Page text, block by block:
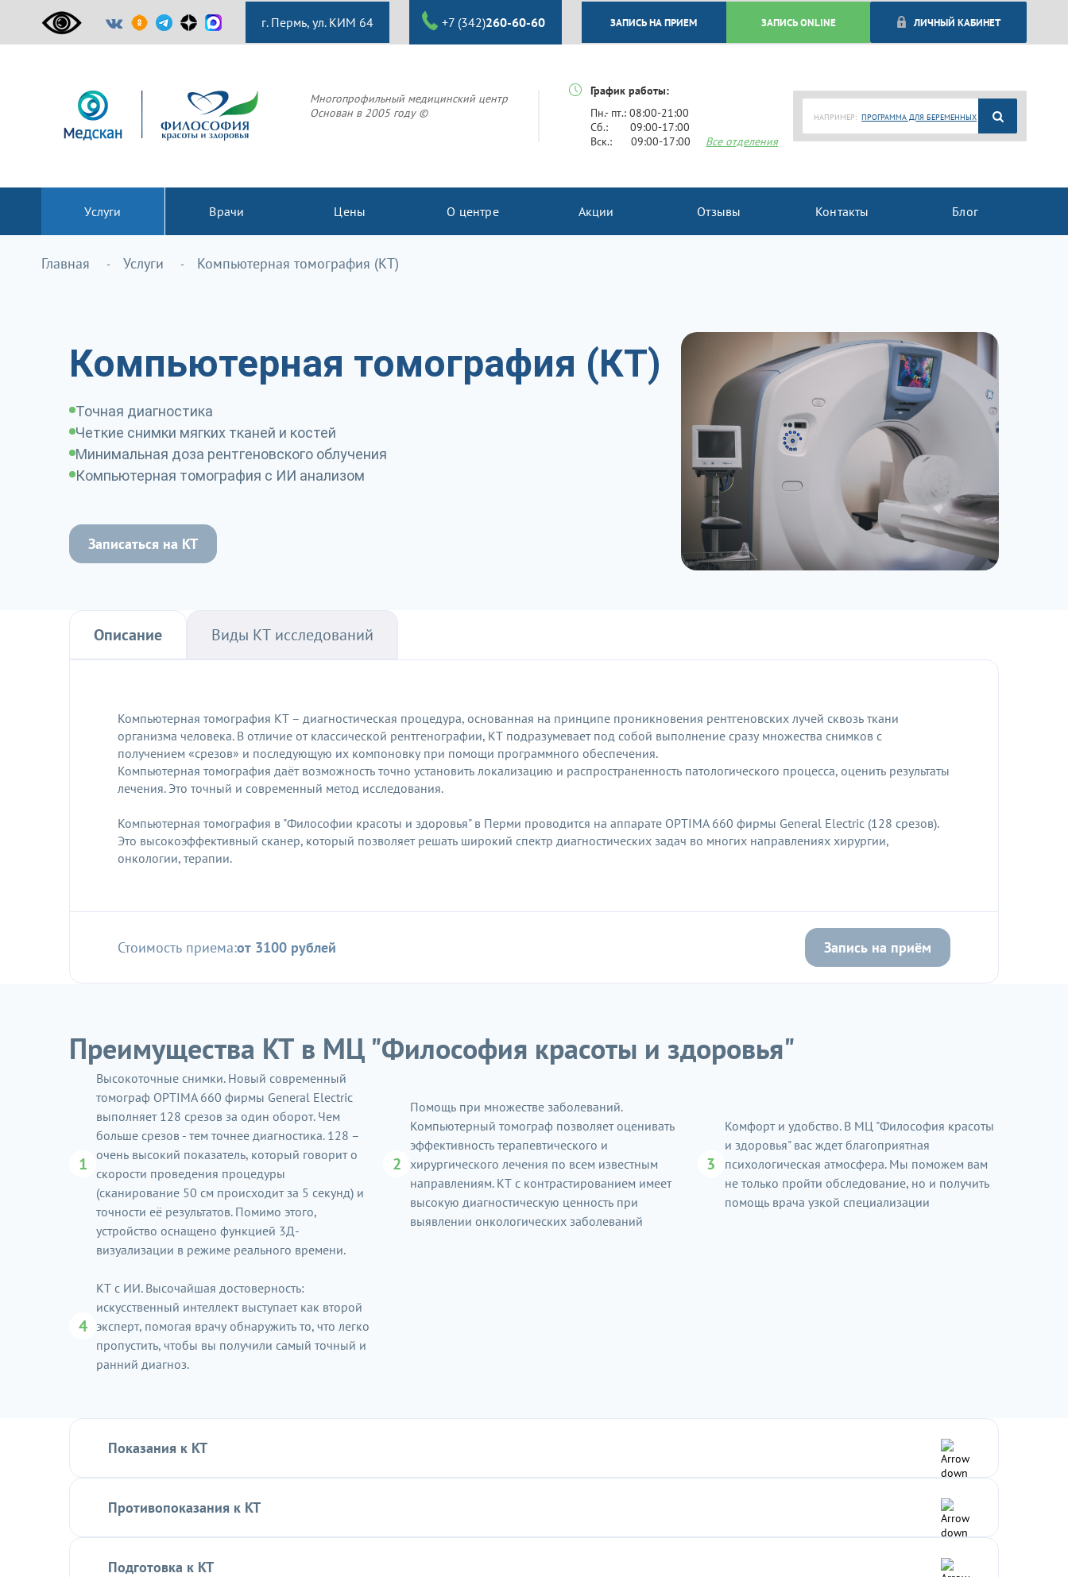
г. Пермь, ул. КИМ 64 +7 (342)260-60-60 ЗАПИСЬ НА ПРИЕМ ЗАПИСЬ ONLINE ЛИЧНЫЙ КАБИНЕТ
Многопрофильный медицинский центр
Основан в 2005 году ©
График работы:
Пн.- пт.: 08:00-21:00
Сб.: 09:00-17:00
Вск.: 09:00-17:00
Все отделения
НАПРИМЕР: ПРОГРАММА ДЛЯ БЕРЕМЕННЫХ
Услуги Врачи Цены О центре Акции Отзывы Контакты Блог
Главная Услуги Компьютерная томография (КТ)
Компьютерная томография (КТ)
Точная диагностика
Четкие снимки мягких тканей и костей
Минимальная доза рентгеновского облучения
Компьютерная томография с ИИ анализом
Записаться на КТ
Описание Виды КТ исследований
Компьютерная томография КТ – диагностическая процедура, основанная на принципе проникновения рентгеновских лучей сквозь ткани
организма человека. В отличие от классической рентгенографии, КТ подразумевает под собой выполнение сразу множества снимков с
получением «срезов» и последующую их компоновку при помощи программного обеспечения.
Компьютерная томография даёт возможность точно установить локализацию и распространенность патологического процесса, оценить результаты
лечения. Это точный и современный метод исследования.
Компьютерная томография в "Философии красоты и здоровья" в Перми проводится на аппарате ОРTIMA 660 фирмы General Electric (128 срезов).
Это высокоэффективный сканер, который позволяет решать широкий спектр диагностических задач во многих направлениях хирургии,
онкологии, терапии.
Стоимость приема:от 3100 рублей Запись на приём
Преимущества КТ в МЦ "Философия красоты и здоровья"
1
Высокоточные снимки. Новый современный
томограф ОРTIMA 660 фирмы General Electric
выполняет 128 срезов за один оборот. Чем
больше срезов - тем точнее диагностика. 128 –
очень высокий показатель, который говорит о
скорости проведения процедуры
(сканирование 50 см происходит за 5 секунд) и
точности её результатов. Помимо этого,
устройство оснащено функцией 3Д-
визуализации в режиме реального времени.
2
Помощь при множестве заболеваний.
Компьютерный томограф позволяет оценивать
эффективность терапевтического и
хирургического лечения по всем известным
направлениям. КТ с контрастированием имеет
высокую диагностическую ценность при
выявлении онкологических заболеваний
3
Комфорт и удобство. В МЦ "Философия красоты
и здоровья" вас ждет благоприятная
психологическая атмосфера. Мы поможем вам
не только пройти обследование, но и получить
помощь врача узкой специализации
4
КТ с ИИ. Высочайшая достоверность:
искусственный интеллект выступает как второй
эксперт, помогая врачу обнаружить то, что легко
пропустить, чтобы вы получили самый точный и
ранний диагноз.
Показания к КТ
Противопоказания к КТ
Подготовка к КТ